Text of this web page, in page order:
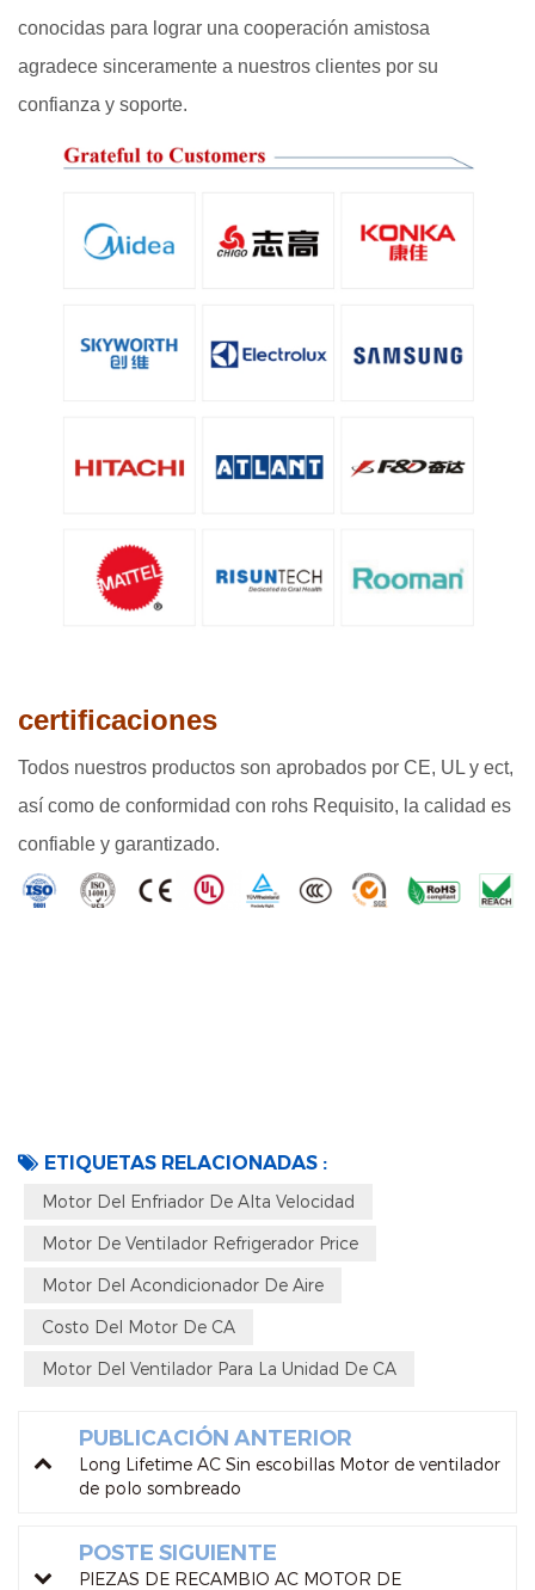
conocidas para lograr una cooperación amistosa
agradece sinceramente a nuestros clientes por su
confianza y soporte.
certificaciones
Todos nuestros productos son aprobados por CE, UL y ect,
así como de conformidad con rohs Requisito, la calidad es
confiable y garantizado.
ETIQUETAS RELACIONADAS :
Motor Del Enfriador De Alta Velocidad
Motor De Ventilador Refrigerador Price
Motor Del Acondicionador De Aire
Costo Del Motor De CA
Motor Del Ventilador Para La Unidad De CA
PUBLICACIÓN ANTERIOR
Long Lifetime AC Sin escobillas Motor de ventilador
de polo sombreado
POSTE SIGUIENTE
PIEZAS DE RECAMBIO AC MOTOR DE